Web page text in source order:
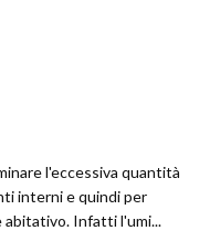
l'eccessiva quantità
interni e quindi per
abitativo. Infatti l'umi...